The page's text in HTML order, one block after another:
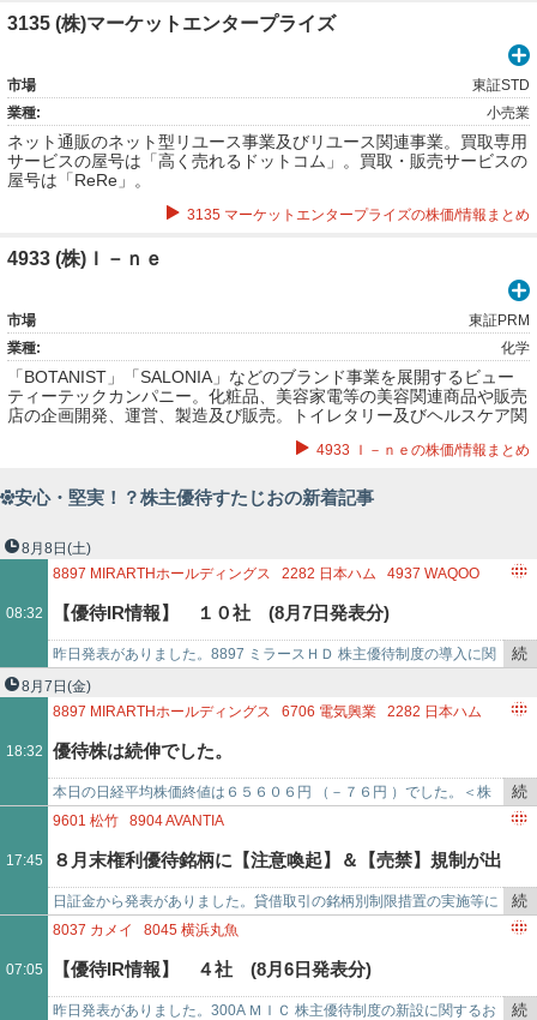
3135 (株)マーケットエンタープライズ
市場
東証STD
業種:
小売業
ネット通販のネット型リユース事業及びリユース関連事業。買取専用
サービスの屋号は「高く売れるドットコム」。買取・販売サービスの
屋号は「ReRe」。
3135 マーケットエンタープライズの株価/情報まとめ
4933 (株)Ｉ－ｎｅ
市場
東証PRM
業種:
化学
「BOTANIST」「SALONIA」などのブランド事業を展開するビュー
ティーテックカンパニー。化粧品、美容家電等の美容関連商品や販売
店の企画開発、運営、製造及び販売。トイレタリー及びヘルスケア関
4933 Ｉ－ｎｅの株価/情報まとめ
安心・堅実！？株主優待すたじおの新着記事
8月8日 (土)
08:32
8897 MIRARTHホールディングス 2282 日本ハム 4937 WAQOO
6430ダイコク電機
テンアライド
4667アイサンテクノロジー 6140
旭ダイヤモンド工業
2501サッポロビール
【優待IR情報】 １０社 (8月7日発表分)
昨日発表がありました。8897 ミラースＨＤ 株主優待制度の導入に関
するお知らせ 【新設】（9月末権利）保有株数と保有期間に応じてプ
レミアム優待倶楽…
続
を
で
8月7日 (金)
18:32
8897 MIRARTHホールディングス 6706 電気興業 2282 日本ハム
4447 ピー・ビーシステムズ
8207 テンアライド 4667
6140旭ダイヤモンド工業 2501サッポロビール
優待株は続伸でした。
本日の日経平均株価終値は６５６０６円 （－７６円 ）でした。＜株
式指標騰落率＞日経平均株価 －０．１２％ＴＯＰＩＸ ＋０．４７％
続
き
事
で
17:45
9601 松竹 8904AVANTIA
８月末権利優待銘柄に【注意喚起】＆【売禁】規制が出
ています。
日証金から発表がありました。貸借取引の銘柄別制限措置の実施等に
ついて（8/7） 【注意喚起】9601 松竹㈱【売禁】8904 ㈱ＡＶＡＮＴ
続
き
事
07:05
8037 カメイ 8045 横浜丸魚
【優待IR情報】 ４社 (8月6日発表分)
昨日発表がありました。300A ＭＩＣ 株主優待制度の新設に関するお
続